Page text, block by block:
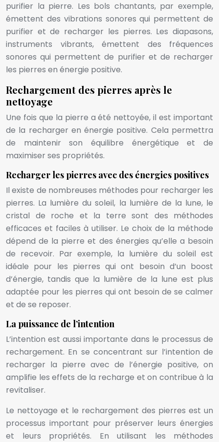
purifier la pierre. Les bols chantants, par exemple,
émettent des vibrations sonores qui permettent de
purifier et de recharger les pierres. Les diapasons,
instruments vibrants, émettent des fréquences
sonores qui permettent de purifier et de recharger
les pierres en énergie positive.
Rechargement des pierres après le
nettoyage
Une fois que la pierre a été nettoyée, il est important
de la recharger en énergie positive. Cela permettra
de maintenir son équilibre énergétique et de
maximiser ses propriétés.
Recharger les pierres avec des énergies positives
Il existe de nombreuses méthodes pour recharger les
pierres. La lumière du soleil, la lumière de la lune, le
cristal de roche et la terre sont des méthodes
efficaces et faciles à utiliser. Le choix de la méthode
dépend de la pierre et des énergies qu’elle a besoin
de recevoir. Par exemple, la lumière du soleil est
idéale pour les pierres qui ont besoin d’un boost
d’énergie, tandis que la lumière de la lune est plus
adaptée pour les pierres qui ont besoin de se calmer
et de se reposer.
La puissance de l’intention
L’intention est aussi importante dans le processus de
rechargement. En se concentrant sur l’intention de
recharger la pierre avec de l’énergie positive, on
amplifie les effets de la recharge et on contribue à la
revitaliser.
Le nettoyage et le rechargement des pierres est un
processus important pour préserver leurs énergies
et leurs propriétés. En utilisant les méthodes